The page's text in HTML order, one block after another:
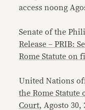
access noong
Senate of the
Release – PRIB:
Rome Statute on
United Nations
the Rome
Court, Agosto 30,